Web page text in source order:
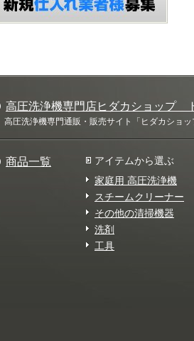
高圧洗浄機専門店ヒダカショップ
高圧洗浄機専門通販・販売サイト「ヒダカショ
商品一覧
アイテムから選ぶ
家庭用 高圧洗浄機
スチームクリーナー
その他の清掃機器
洗剤
工具